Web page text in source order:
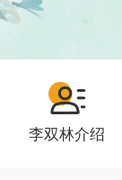
李双林介绍